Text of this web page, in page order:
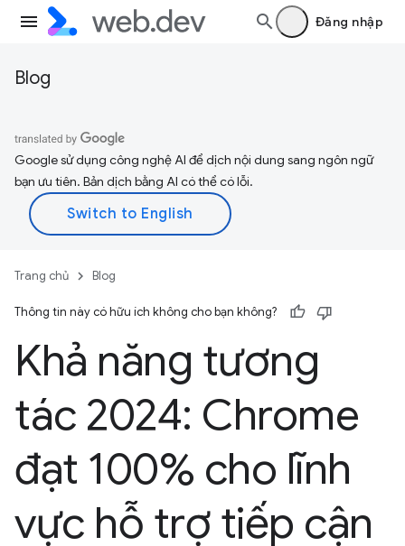
Đăng nhập
Blog
Google sử dụng công nghệ AI để dịch nội dung sang ngôn ngữ
bạn ưu tiên. Bản dịch bằng AI có thể có lỗi.
Trang chủ Blog
Thông tin này có hữu ích không cho bạn không?
Khả năng tương
tác 2024: Chrome
đạt 100% cho lĩnh
vực hỗ trợ tiếp cận